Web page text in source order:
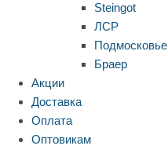
Steingot
ЛСР
Подмосковье
Браер
Акции
Доставка
Оплата
Оптовикам